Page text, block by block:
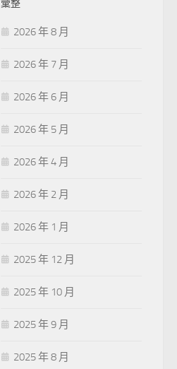
彙整
2026 年 8 月
2026 年 7 月
2026 年 6 月
2026 年 5 月
2026 年 4 月
2026 年 2 月
2026 年 1 月
2025 年 12 月
2025 年 10 月
2025 年 9 月
2025 年 8 月